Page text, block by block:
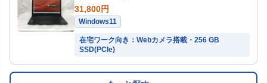
31,800円
Windows11
在宅ワーク向き：Webカメラ搭載・256 GB
SSD(PCIe)